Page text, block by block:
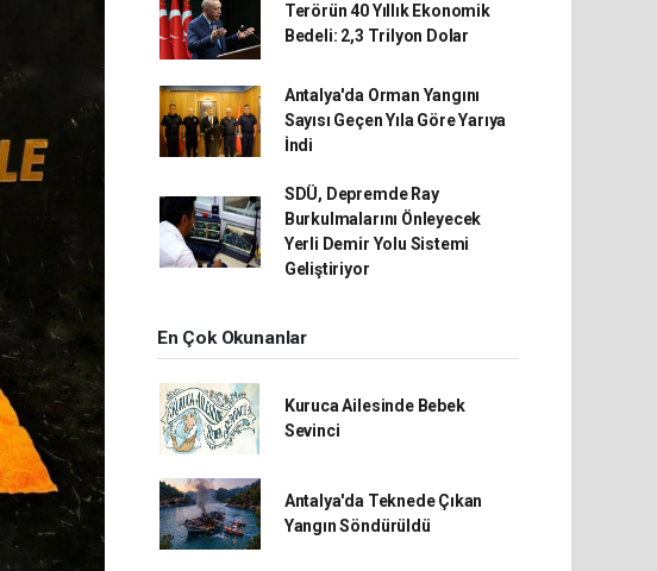
Terörün 40 Yıllık Ekonomik
Bedeli: 2,3 Trilyon Dolar
Antalya'da Orman Yangını
Sayısı Geçen Yıla Göre Yarıya
İndi
SDÜ, Depremde Ray
Burkulmalarını Önleyecek
Yerli Demir Yolu Sistemi
Geliştiriyor
En Çok Okunanlar
Kuruca Ailesinde Bebek
Sevinci
Antalya'da Teknede Çıkan
Yangın Söndürüldü